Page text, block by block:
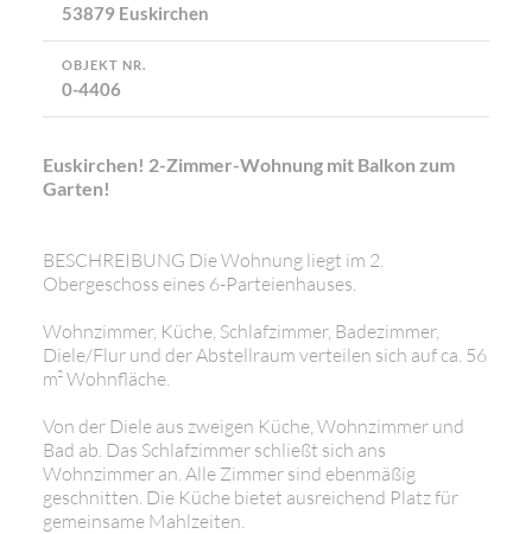
53879 Euskirchen
OBJEKT NR.
0-4406
Euskirchen! 2-Zimmer-Wohnung mit Balkon zum
Garten!
BESCHREIBUNG Die Wohnung liegt im 2.
Obergeschoss eines 6-Parteienhauses.
Wohnzimmer, Küche, Schlafzimmer, Badezimmer,
Diele/Flur und der Abstellraum verteilen sich auf ca. 56
m² Wohnfläche.
Von der Diele aus zweigen Küche, Wohnzimmer und
Bad ab. Das Schlafzimmer schließt sich ans
Wohnzimmer an. Alle Zimmer sind ebenmäßig
geschnitten. Die Küche bietet ausreichend Platz für
gemeinsame Mahlzeiten.